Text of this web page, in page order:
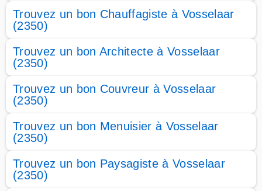
Trouvez un bon Chauffagiste à Vosselaar
(2350)
Trouvez un bon Architecte à Vosselaar
(2350)
Trouvez un bon Couvreur à Vosselaar
(2350)
Trouvez un bon Menuisier à Vosselaar
(2350)
Trouvez un bon Paysagiste à Vosselaar
(2350)